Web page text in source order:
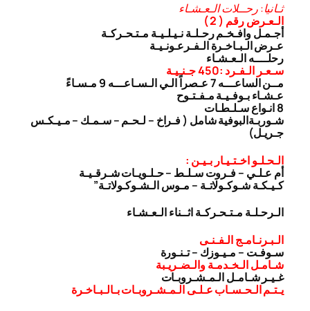
ثـانيا: رحــلات الـعـشـاء
الـعـرض رقم ( 2 )
أجـمـل وافـخـم رحـلـة نـيـلـيـة مـتـحـركـة
عـرض الـبـاخـرة الـفـرعـونـيـة
رحلــــه الـعـشـاء
سـعـر الـفـرد :450 جـنـيـة
مــن الساعـــه 7 عـصراً الـي الـسـاعـــه 9 مـسـاءً
عـشـاء بـوفـيـة مـفـتـوح
8 انـواع سـلـطـات
شـوربـةالبوفية شامل ( فـراخ – لـحـم – سـمـك – مـيـكـس
جـريـل)
الـحـلـو اخـتـيـار بـيـن :
أم عـلـي – فـروت سـلـط – حـلـويـات شـرقـيـة
كـيـكـة شـوكـولاتـة – مـوس الـشـوكـولاتـة”
الـرحـلـة مـتـحـركـة اثــناء الـعـشـاء
الـبـرنـامـج الـفـنـى
سـوفـت – مـيـوزك – تـنـورة
شـامـل الـخـدمـة والـضـريـبة
غـيـر شـامـل الـمـشـروبـات
يـتـم الـحـسـاب عـلـى الـمـشـروبـات بـالـبـاخـرة